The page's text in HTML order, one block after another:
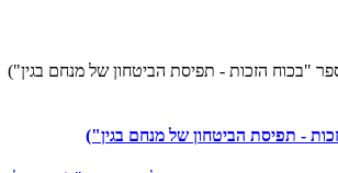
"בכוח הזכות - תפיסת הביטחון של מנחם בגין")
- תפיסת הביטחון של מנחם בגין")